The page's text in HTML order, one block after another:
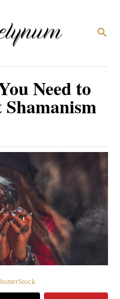
検
Need to